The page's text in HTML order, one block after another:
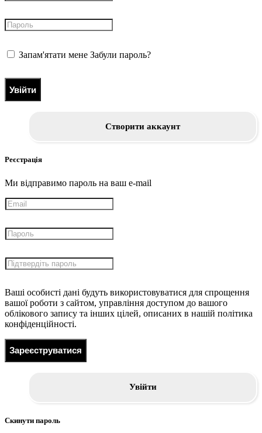
Запам'ятати мене Забули пароль?
Увійти
Створити аккаунт
Реєстрація
Ми відправимо пароль на ваш e-mail
Ваші особисті дані будуть використовуватися для спрощення
вашої роботи з сайтом, управління доступом до вашого
облікового запису та інших цілей, описаних в нашій політика
конфіденційності.
Зареєструватися
Увійти
Скинути пароль